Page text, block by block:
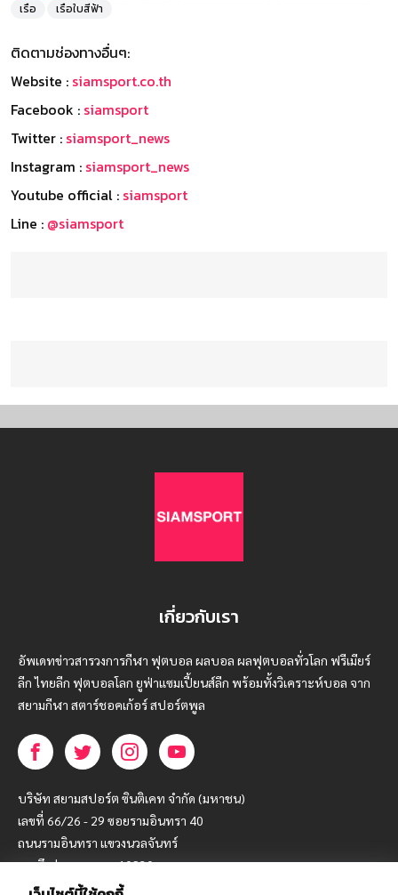
เรือ
เรือใบสีฟ้า
ติดตามช่องทางอื่นๆ:
Website : siamsport.co.th
Facebook : siamsport
Twitter : siamsport_news
Instagram : siamsport_news
Youtube official : siamsport
Line : @siamsport
เกี่ยวกับเรา
อัพเดทข่าวสารวงการกีฬา ฟุตบอล ผลบอล ผลฟุตบอลทั่วโลก ฟรีเมียร์
ลีก ไทยลีก ฟุตบอลโลก ยูฟ่าแซมเปี้ยนส์ลีก พร้อมทั้งวิเคราะห์บอล จาก
สยามกีฬา สตาร์ชอคเก้อร์ สปอร์ตพูล
บริษัท สยามสปอร์ต ซินติเคท จำกัด (มหาชน)
เลขที่ 66/26 - 29 ซอยรามอินทรา 40
ถนนรามอินทรา แขวงนวลจันทร์
เขตบึงกุ่ม กรุงเทพฯ 10230